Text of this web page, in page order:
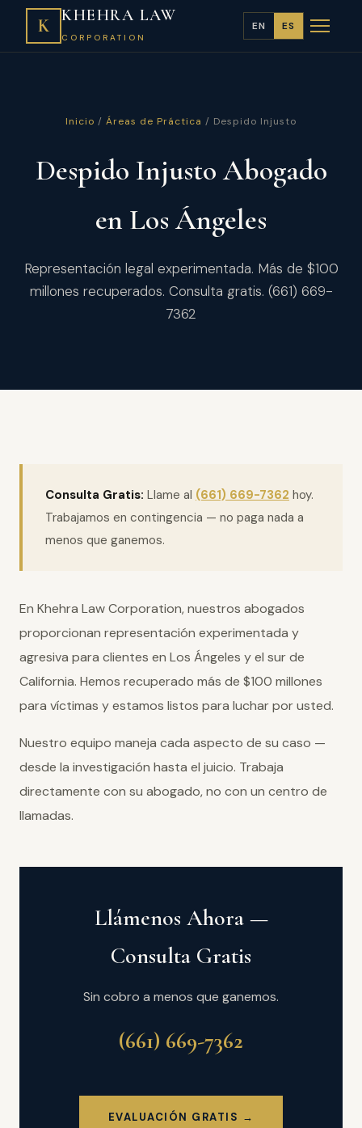
K KHEHRA LAW
CORPORATION
EN ES
Inicio / Áreas de Práctica / Despido Injusto
Despido Injusto Abogado
en Los Ángeles
Representación legal experimentada. Más de $100
millones recuperados. Consulta gratis. (661) 669-
7362
Consulta Gratis: Llame al (661) 669-7362 hoy.
Trabajamos en contingencia — no paga nada a
menos que ganemos.
En Khehra Law Corporation, nuestros abogados
proporcionan representación experimentada y
agresiva para clientes en Los Ángeles y el sur de
California. Hemos recuperado más de $100 millones
para víctimas y estamos listos para luchar por usted.
Nuestro equipo maneja cada aspecto de su caso —
desde la investigación hasta el juicio. Trabaja
directamente con su abogado, no con un centro de
llamadas.
Llámenos Ahora —
Consulta Gratis
Sin cobro a menos que ganemos.
(661) 669-7362
EVALUACIÓN GRATIS →